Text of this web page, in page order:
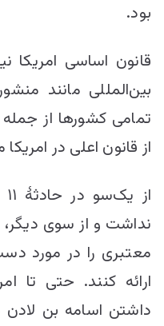
بود.
قانون اساسی امریکا
بین‌المللی مانند
تمامی کشورها از
از قانون اعلی در
نداشت و از سوی دیگر،
معتبری را در مورد
ارائه کنند. حتی تا
داشتن اسامه بن لادن